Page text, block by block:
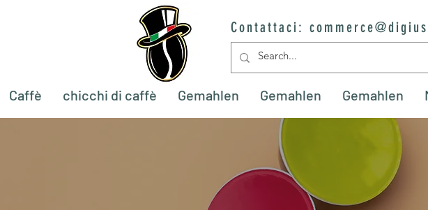
Contattaci:
Caffè chicchi di caffè Gemahlen Gemahlen Gemahlen